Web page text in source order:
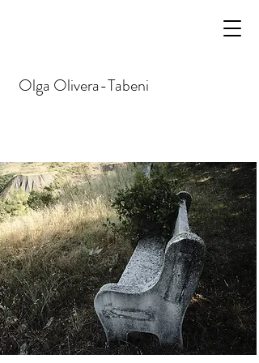
Olga Olivera-Tabeni